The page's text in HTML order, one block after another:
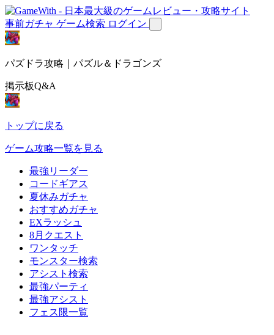
事前ガチャ ゲーム検索 ログイン
パズドラ攻略｜パズル＆ドラゴンズ
掲示板Q&A
トップに戻る
ゲーム攻略一覧を見る
最強リーダー
コードギアス
夏休みガチャ
おすすめガチャ
EXラッシュ
8月クエスト
ワンタッチ
モンスター検索
アシスト検索
最強パーティ
最強アシスト
フェス限一覧